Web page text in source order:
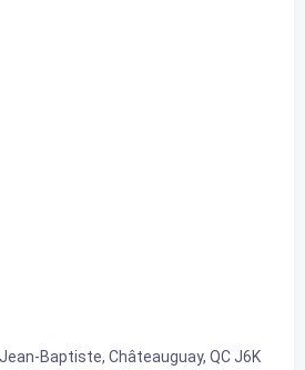
Baptiste, Châteauguay, QC J6K